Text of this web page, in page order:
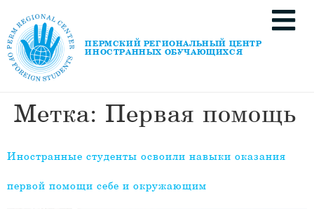
ПЕРМСКИЙ РЕГИОНАЛЬНЫЙ ЦЕНТР
ИНОСТРАННЫХ ОБУЧАЮЩИХСЯ
Метка: Первая помощь
Иностранные студенты освоили навыки оказания
первой помощи себе и окружающим